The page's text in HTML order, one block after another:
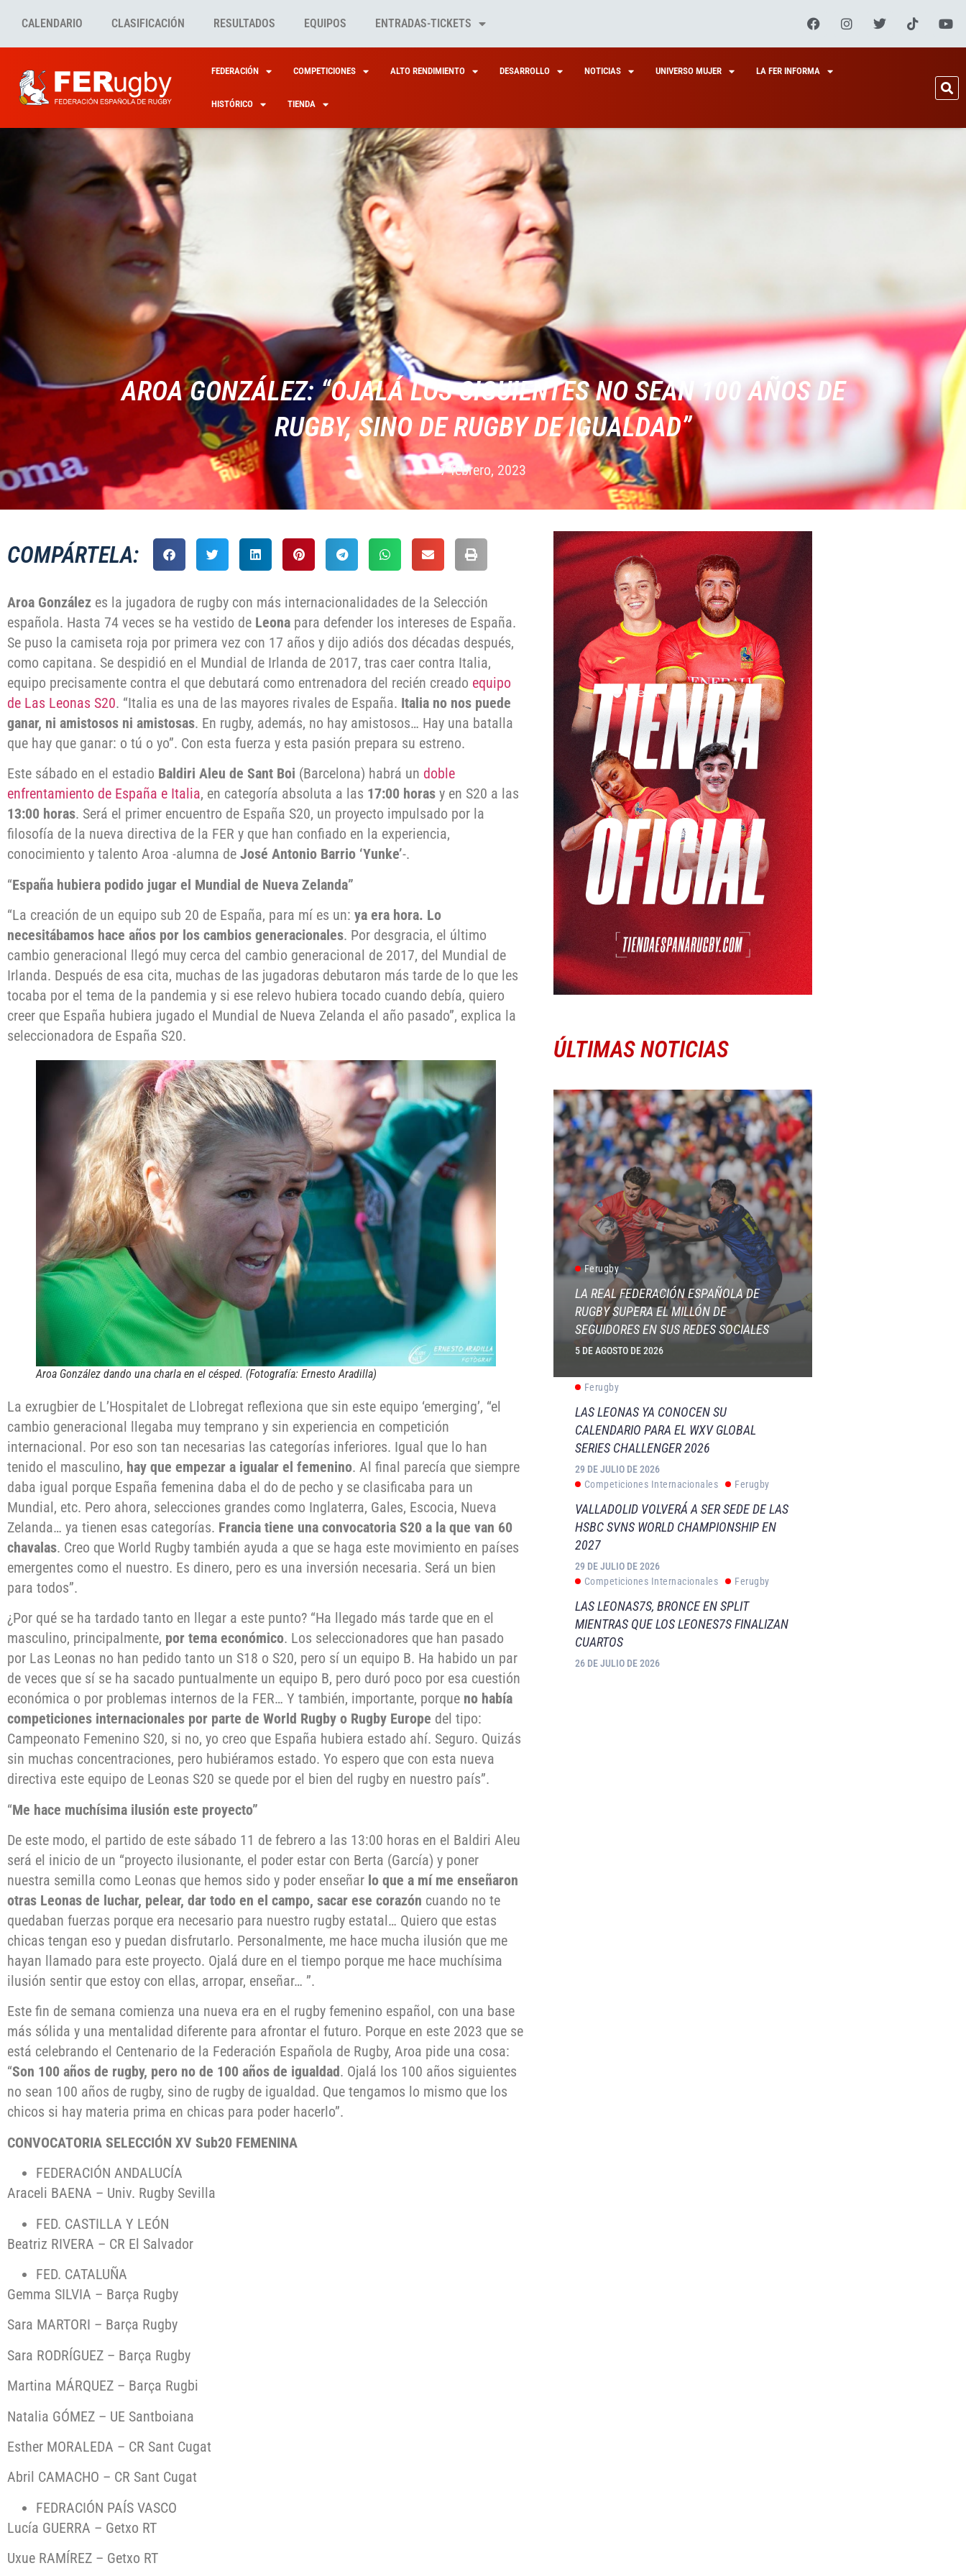
CALENDARIO CLASIFICACIÓN RESULTADOS EQUIPOS ENTRADAS-TICKETS
FEDERACIÓN COMPETICIONES ALTO RENDIMIENTO DESARROLLO NOTICIAS UNIVERSO MUJER LA FER INFORMA
HISTÓRICO TIENDA
AROA GONZÁLEZ: “OJALÁ LOS SIGUIENTES NO SEAN 100 AÑOS DE
RUGBY, SINO DE RUGBY DE IGUALDAD”
7 febrero, 2023
COMPÁRTELA:
Aroa González es la jugadora de rugby con más internacionalidades de la Selección
española. Hasta 74 veces se ha vestido de Leona para defender los intereses de España.
Se puso la camiseta roja por primera vez con 17 años y dijo adiós dos décadas después,
como capitana. Se despidió en el Mundial de Irlanda de 2017, tras caer contra Italia,
equipo precisamente contra el que debutará como entrenadora del recién creado equipo
de Las Leonas S20. “Italia es una de las mayores rivales de España. Italia no nos puede
ganar, ni amistosos ni amistosas. En rugby, además, no hay amistosos… Hay una batalla
que hay que ganar: o tú o yo”. Con esta fuerza y esta pasión prepara su estreno.
Este sábado en el estadio Baldiri Aleu de Sant Boi (Barcelona) habrá un doble
enfrentamiento de España e Italia, en categoría absoluta a las 17:00 horas y en S20 a las
13:00 horas. Será el primer encuentro de España S20, un proyecto impulsado por la
filosofía de la nueva directiva de la FER y que han confiado en la experiencia,
conocimiento y talento Aroa -alumna de José Antonio Barrio ‘Yunke’-.
“España hubiera podido jugar el Mundial de Nueva Zelanda”
“La creación de un equipo sub 20 de España, para mí es un: ya era hora. Lo
necesitábamos hace años por los cambios generacionales. Por desgracia, el último
cambio generacional llegó muy cerca del cambio generacional de 2017, del Mundial de
Irlanda. Después de esa cita, muchas de las jugadoras debutaron más tarde de lo que les
tocaba por el tema de la pandemia y si ese relevo hubiera tocado cuando debía, quiero
creer que España hubiera jugado el Mundial de Nueva Zelanda el año pasado”, explica la
seleccionadora de España S20.
Aroa González dando una charla en el césped. (Fotografía: Ernesto Aradilla)
La exrugbier de L’Hospitalet de Llobregat reflexiona que sin este equipo ‘emerging’, “el
cambio generacional llegaba muy temprano y sin experiencia en competición
internacional. Por eso son tan necesarias las categorías inferiores. Igual que lo han
tenido el masculino, hay que empezar a igualar el femenino. Al final parecía que siempre
daba igual porque España femenina daba el do de pecho y se clasificaba para un
Mundial, etc. Pero ahora, selecciones grandes como Inglaterra, Gales, Escocia, Nueva
Zelanda… ya tienen esas categorías. Francia tiene una convocatoria S20 a la que van 60
chavalas. Creo que World Rugby también ayuda a que se haga este movimiento en países
emergentes como el nuestro. Es dinero, pero es una inversión necesaria. Será un bien
para todos”.
¿Por qué se ha tardado tanto en llegar a este punto? “Ha llegado más tarde que en el
masculino, principalmente, por tema económico. Los seleccionadores que han pasado
por Las Leonas no han pedido tanto un S18 o S20, pero sí un equipo B. Ha habido un par
de veces que sí se ha sacado puntualmente un equipo B, pero duró poco por esa cuestión
económica o por problemas internos de la FER… Y también, importante, porque no había
competiciones internacionales por parte de World Rugby o Rugby Europe del tipo:
Campeonato Femenino S20, si no, yo creo que España hubiera estado ahí. Seguro. Quizás
sin muchas concentraciones, pero hubiéramos estado. Yo espero que con esta nueva
directiva este equipo de Leonas S20 se quede por el bien del rugby en nuestro país”.
“Me hace muchísima ilusión este proyecto”
De este modo, el partido de este sábado 11 de febrero a las 13:00 horas en el Baldiri Aleu
será el inicio de un “proyecto ilusionante, el poder estar con Berta (García) y poner
nuestra semilla como Leonas que hemos sido y poder enseñar lo que a mí me enseñaron
otras Leonas de luchar, pelear, dar todo en el campo, sacar ese corazón cuando no te
quedaban fuerzas porque era necesario para nuestro rugby estatal… Quiero que estas
chicas tengan eso y puedan disfrutarlo. Personalmente, me hace mucha ilusión que me
hayan llamado para este proyecto. Ojalá dure en el tiempo porque me hace muchísima
ilusión sentir que estoy con ellas, arropar, enseñar… ”.
Este fin de semana comienza una nueva era en el rugby femenino español, con una base
más sólida y una mentalidad diferente para afrontar el futuro. Porque en este 2023 que se
está celebrando el Centenario de la Federación Española de Rugby, Aroa pide una cosa:
“Son 100 años de rugby, pero no de 100 años de igualdad. Ojalá los 100 años siguientes
no sean 100 años de rugby, sino de rugby de igualdad. Que tengamos lo mismo que los
chicos si hay materia prima en chicas para poder hacerlo”.
CONVOCATORIA SELECCIÓN XV Sub20 FEMENINA
FEDERACIÓN ANDALUCÍA
Araceli BAENA – Univ. Rugby Sevilla
FED. CASTILLA Y LEÓN
Beatriz RIVERA – CR El Salvador
FED. CATALUÑA
Gemma SILVIA – Barça Rugby
Sara MARTORI – Barça Rugby
Sara RODRÍGUEZ – Barça Rugby
Martina MÁRQUEZ – Barça Rugbi
Natalia GÓMEZ – UE Santboiana
Esther MORALEDA – CR Sant Cugat
Abril CAMACHO – CR Sant Cugat
FEDRACIÓN PAÍS VASCO
Lucía GUERRA – Getxo RT
Uxue RAMÍREZ – Getxo RT
ÚLTIMAS NOTICIAS
Ferugby
LA REAL FEDERACIÓN ESPAÑOLA DE
RUGBY SUPERA EL MILLÓN DE
SEGUIDORES EN SUS REDES SOCIALES
5 DE AGOSTO DE 2026
Ferugby
LAS LEONAS YA CONOCEN SU
CALENDARIO PARA EL WXV GLOBAL
SERIES CHALLENGER 2026
29 DE JULIO DE 2026
Competiciones Internacionales
Ferugby
VALLADOLID VOLVERÁ A SER SEDE DE LAS
HSBC SVNS WORLD CHAMPIONSHIP EN
2027
29 DE JULIO DE 2026
Competiciones Internacionales
Ferugby
LAS LEONAS7S, BRONCE EN SPLIT
MIENTRAS QUE LOS LEONES7S FINALIZAN
CUARTOS
26 DE JULIO DE 2026